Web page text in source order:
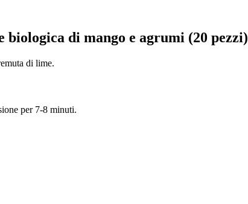
di mango e agrumi (20 pezzi)
di lime.
per 7-8 minuti.